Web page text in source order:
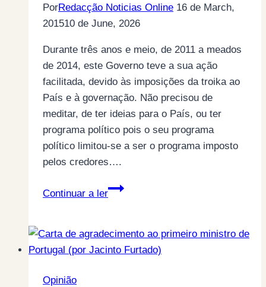
Sal*)
PorRedacção Noticias Online 16 de March,
201510 de June, 2026
Durante três anos e meio, de 2011 a meados
de 2014, este Governo teve a sua ação
facilitada, devido às imposições da troika ao
País e à governação. Não precisou de
meditar, de ter ideias para o País, ou ter
programa político pois o seu programa
político limitou-se a ser o programa imposto
pelos credores….
Continuar a ler
A
o
futuro
Opinião